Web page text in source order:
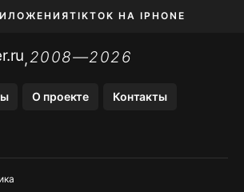
TIKTOK НА IPHONE
STORE
,2008—2026
О проекте Контакты